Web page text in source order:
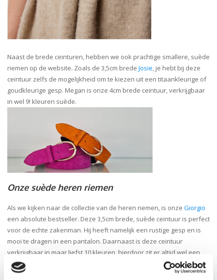
Naast de brede ceinturen, hebben we ook prachtige smallere, suède
riemen op de website. Zoals de 3,5cm brede Josie, je hebt bij deze
ceintuur zelfs de mogelijkheid om te kiezen uit een titaankleurige of
goudkleurige gesp. Megan is onze 4cm brede ceintuur, verkrijgbaar
in wel 9! kleuren suède.
Onze suède heren riemen
Als we kijken naar de collectie van de heren riemen, is onze Giorgio
een absolute bestseller. Deze 3,5cm brede, suède ceintuur is perfect
voor de echte zakenman. Hij heeft namelijk een rustige gesp en is
mooi te dragen in een pantalon. Daarnaast is deze ceintuur
verkrijgbaar in maar liefst 10 kleuren, hierdoor zit er altijd wel een
bijpassende kleur bij en is de ceintuur makkelijk te combineren met
jouw schoenen.